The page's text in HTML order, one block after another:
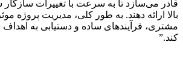
می‌سازد تا به سرعت با تغییرات سازگار شوند
ارائه دهند. به طور کلی، مدیریت پروژه موثر
فرآیندهای ساده و دستیابی به اهداف